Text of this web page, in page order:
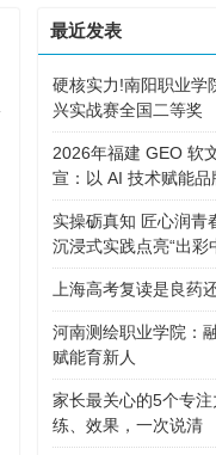
最近发表
硬核实力!南阳职业学
兴实战赛全国二等奖
2026年福建 GEO 软
宣：以 AI 技术赋能品
实操砺真知 匠心润青
沉浸式实践点亮“出彩
上海高考复读是良药
河南测绘职业学院：
赋能育新人
家长最关心的5个专注
练、效果，一次说清